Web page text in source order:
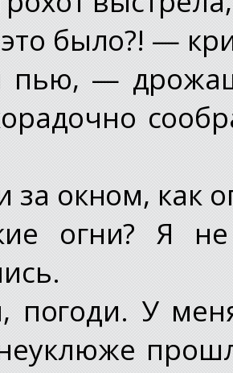
было?! —
—
окном, как
огни? Я
погоди. У